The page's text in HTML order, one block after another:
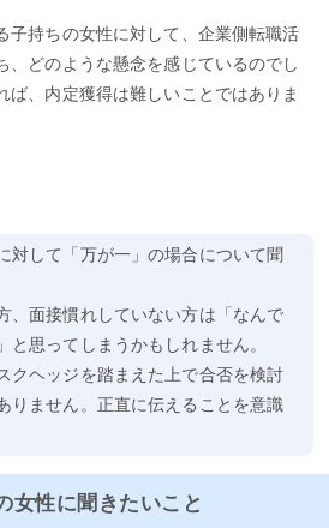
子持ちの女性に対して、企業側転職活
、どのような懸念を感じているのでし
ば、内定獲得は難しいことではありま
対して「万が一」の場合について聞
、面接慣れしていない方は「なんで
と思ってしまうかもしれません。
クヘッジを踏まえた上で合否を検討
りません。正直に伝えることを意識
女性に聞きたいこと